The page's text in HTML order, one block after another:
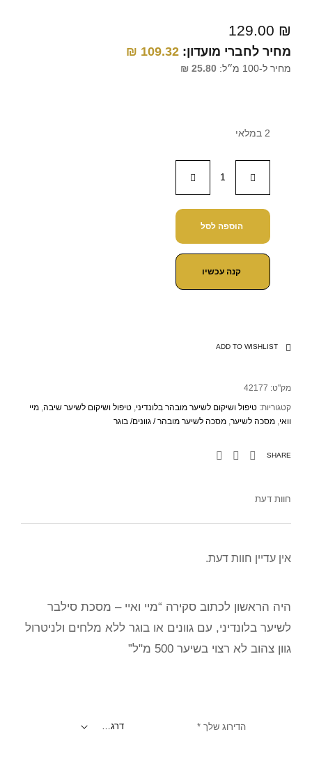
129.00 ₪
מחיר לחברי מועדון: 109.32
₪
מחיר ל-100 מ״ל: 25.80
₪
2 במלאי
הוספה לסל
קנה עכשיו
ADD TO WISHLIST
מק"ט: 42177
קטגוריות: טיפול ושיקום לשיער מובהר בלונדיני, טיפול ושיקום לשיער שיבה, מיי
וואי, מסכה לשיער, מסכה לשיער מובהר / גוונים/ בוגר
SHARE
חוות דעת
אין עדיין חוות דעת.
היה הראשון לכתוב סקירה “מיי ואיי – מסכת סילבר
לשיער בלונדיני, עם גוונים או בוגר ללא מלחים ולניטרול
גוון צהוב לא רצוי בשיער 500 מ"ל”
הדירוג שלך *